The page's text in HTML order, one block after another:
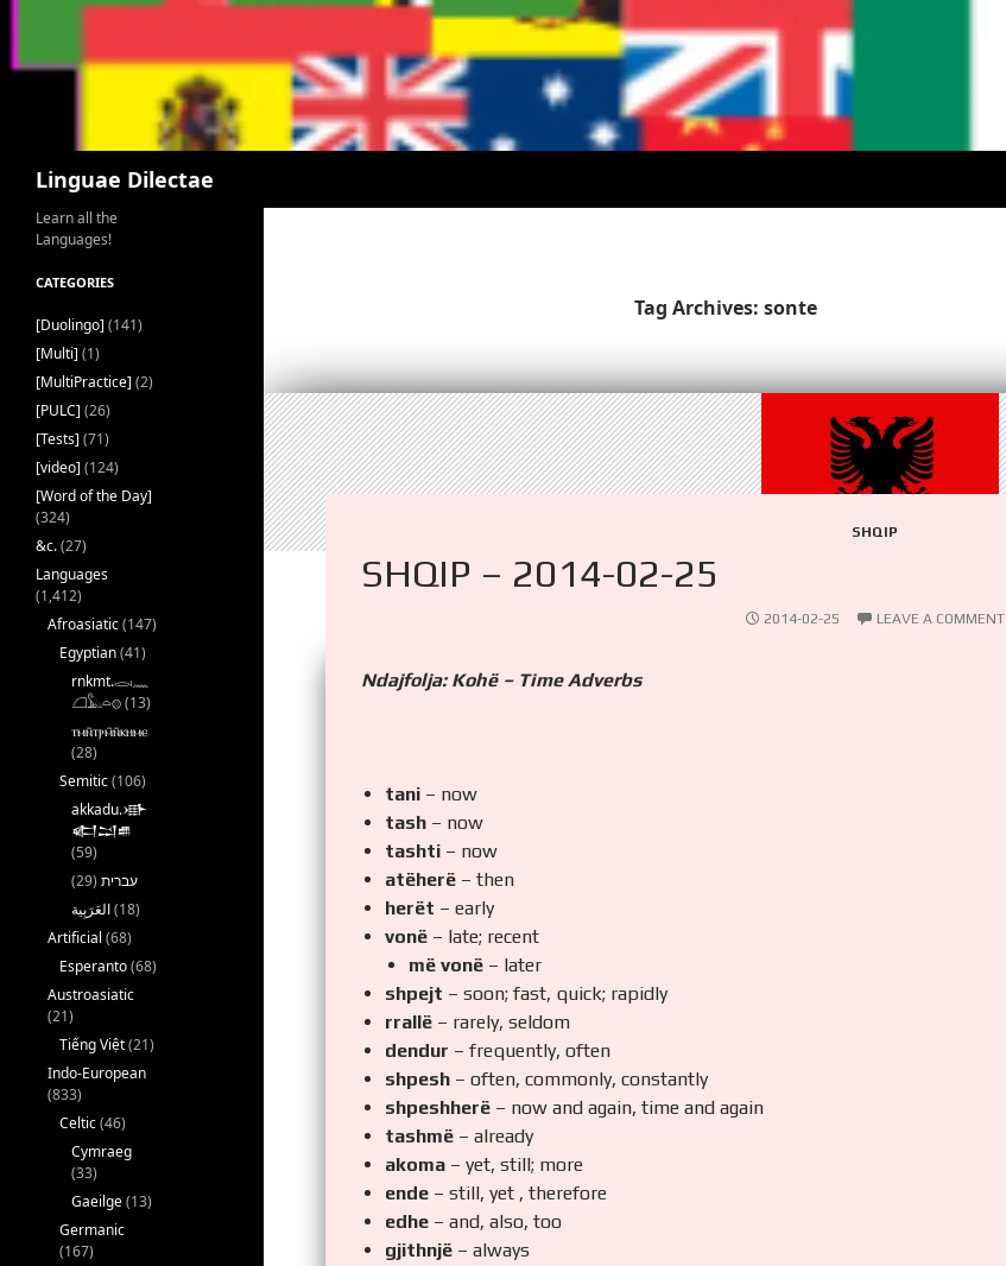
Linguae Dilectae
Tag Archives: sonte
SHQIP
SHQIP – 2014-02-25
2014-02-25 LEAVE A COMMENT
Ndajfolja: Kohë – Time Adverbs
tani– now
tash– now
tashti– now
atëherë– then
herët – early
vonë– late; recent
më vonë– later
shpejt – soon; fast, quick; rapidly
rrallë– rarely, seldom
dendur – frequently, often
shpesh– often, commonly, constantly
shpeshherë– now and again, time and again
tashmë– already
akoma– yet, still; more
ende– still, yet , therefore
edhe– and, also, too
gjithnjë– always
Learn all the
Languages!
CATEGORIES
[Duolingo] (141)
[Multi] (1)
[MultiPractice] (2)
[PULC] (26)
[Tests] (71)
[video] (124)
[Word of the Day]
(324)
&c.(27)
Languages
(1,412)
Afroasiatic(147)
Egyptian(41)
rnkmt.𓂋𓏺𓈖
𓆎𓅓𓏏𓊖(13)
ⲧⲙⲛ̄ⲧⲣⲙ̄ⲛ̄ⲕⲏⲙⲉ
(28)
Semitic(106)
akkadu.𒀝
𒅗𒁺𒌑
(59)
עברית (29)
(18)
Artificial (68)
Esperanto(68)
Austroasiatic
(21)
Tiếng Việt(21)
Indo-European
(833)
Celtic(46)
Cymraeg
(33)
Gaeilge(13)
Germanic
(167)